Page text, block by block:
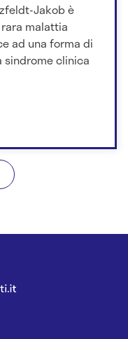
Jakob è
malattia
ad una forma di
sindrome clinica